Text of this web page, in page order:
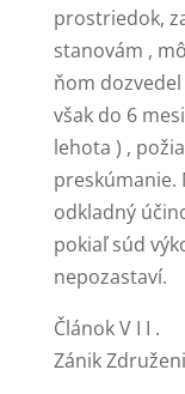
prostriedok,
stanovám ,
ňom
však do 6
lehota ) ,
preskúmanie.
odkladný
pokiaľ súd
nepozastaví.
Článok V I I .
Zánik